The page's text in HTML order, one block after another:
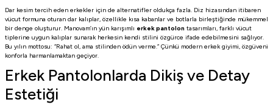
Dar kesim tercih eden erkekler için de alternatifler oldukça fazla. Diz hizasından itibaren
vücut formuna oturan dar kalıplar, özellikle kısa kabanlar ve botlarla birleştiğinde mükemmel
bir denge oluşturur. Manovam’ın yün karışımlı erkek pantolon tasarımları, farklı vücut
tiplerine uygun kalıplar sunarak herkesin kendi stilini özgürce ifade edebilmesini sağlıyor.
Bu yılın mottosu: “Rahat ol, ama stilinden ödün verme.” Çünkü modern erkek giyimi, özgüveni
konforla harmanlamaktan geçiyor.
Erkek Pantolonlarda Dikiş ve Detay
Estetiği